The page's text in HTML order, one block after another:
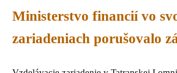
Ministerstvo financií vo
zariadeniach porušovalo